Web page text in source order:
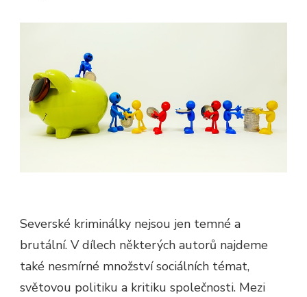
Severské kriminálky nejsou jen temné a
brutální. V dílech některých autorů najdeme
také nesmírné množství sociálních témat,
světovou politiku a kritiku společnosti. Mezi